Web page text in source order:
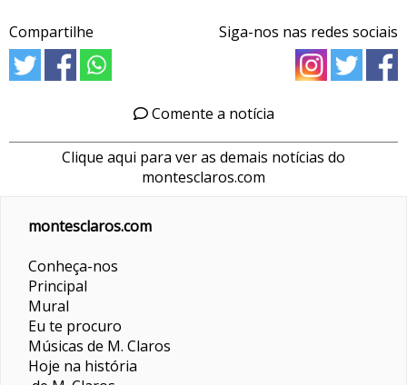
Compartilhe Siga-nos nas redes sociais
Comente a notícia
Clique aqui para ver as demais notícias do
montesclaros.com
montesclaros.com
Conheça-nos
Principal
Mural
Eu te procuro
Músicas de M. Claros
Hoje na história